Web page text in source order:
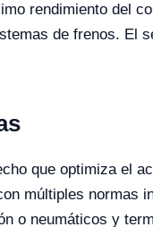
rendimiento del
de frenos. El
que optimiza el
múltiples normas
o neumáticos y